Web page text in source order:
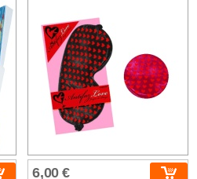
6,00 €